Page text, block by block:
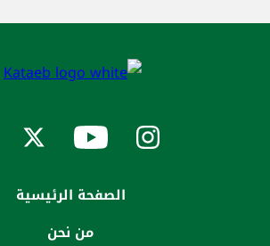
الصفحة الرئيسية
من نحن